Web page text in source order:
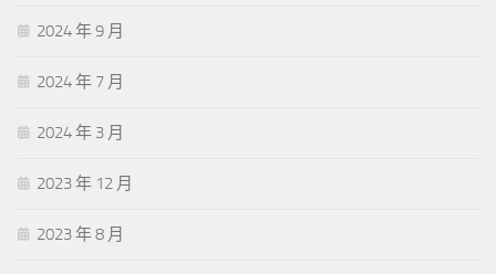
2024 年 9 月
2024 年 7 月
2024 年 3 月
2023 年 12 月
2023 年 8 月